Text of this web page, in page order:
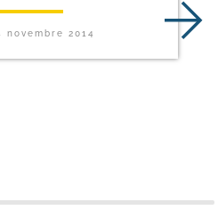
novembre 2014